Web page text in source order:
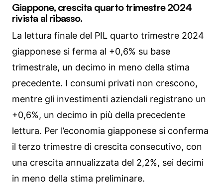
Giappone, crescita quarto trimestre 2024
rivista al ribasso.
La lettura finale del PIL quarto trimestre 2024
giapponese si ferma al +0,6% su base
trimestrale, un decimo in meno della stima
precedente. I consumi privati non crescono,
mentre gli investimenti aziendali registrano un
+0,6%, un decimo in più della precedente
lettura. Per l’economia giapponese si conferma
il terzo trimestre di crescita consecutivo, con
una crescita annualizzata del 2,2%, sei decimi
in meno della stima preliminare.